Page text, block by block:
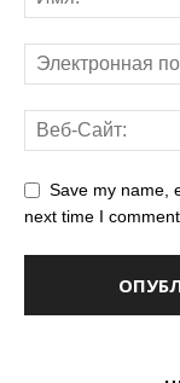
Save my name,
next time I comment.